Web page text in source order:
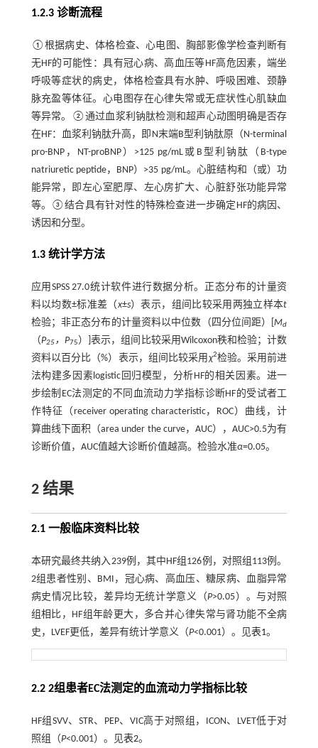
1.2.3 诊断流程
①根据病史、体格检查、心电图、胸部影像学检查判断有
无HF的可能性：具有冠心病、高血压等HF高危因素，端坐
呼吸等症状的病史，体格检查具有水肿、呼吸困难、颈静
脉充盈等体征。心电图存在心律失常或无症状性心肌缺血
等异常。②通过血浆利钠肽检测和超声心动图明确是否存
在HF：血浆利钠肽升高，即N末端B型利钠肽原（N-terminal
pro-BNP，NT-proBNP）>125 pg/mL或B型利钠肽（B-type
natriuretic peptide，BNP）>35 pg/mL。心脏结构和（或）功
能异常，即左心室肥厚、左心房扩大、心脏舒张功能异常
等。③结合具有针对性的特殊检查进一步确定HF的病因、
诱因和分型。
1.3 统计学方法
应用SPSS 27.0统计软件进行数据分析。正态分布的计量资
料以均数±标准差（x±s）表示，组间比较采用两独立样本t
检验；非正态分布的计量资料以中位数（四分位间距）[Md
（P25，P75）]表示，组间比较采用Wilcoxon秩和检验；计数
资料以百分比（%）表示，组间比较采用 χ2检验。采用前进
法构建多因素logistic回归模型，分析HF的相关因素。进一
步绘制EC法测定的不同血流动力学指标诊断HF的受试者工
作特征（receiver operating characteristic，ROC）曲线，计
算曲线下面积（area under the curve，AUC），AUC>0.5为有
诊断价值，AUC值越大诊断价值越高。检验水准α=0.05。
2 结果
2.1 一般临床资料比较
本研究最终共纳入239例，其中HF组126例，对照组113例。
2组患者性别、BMI，冠心病、高血压、糖尿病、血脂异常
病史情况比较，差异均无统计学意义（P>0.05）。与对照
组相比，HF组年龄更大，多合并心律失常与肾功能不全病
史，LVEF更低，差异有统计学意义（P<0.001）。见表1。
2.2 2组患者EC法测定的血流动力学指标比较
HF组SVV、STR、PEP、VIC高于对照组，ICON、LVET低于对
照组（P<0.001）。见表2。